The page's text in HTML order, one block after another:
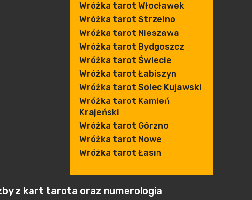
Wróżka tarot Włocławek
Wróżka tarot Strzelno
Wróżka tarot Nieszawa
Wróżka tarot Bydgoszcz
Wróżka tarot Świecie
Wróżka tarot Łabiszyn
Wróżka tarot Solec Kujawski
Wróżka tarot Kamień
Krajeński
Wróżka tarot Górzno
Wróżka tarot Nowe
Wróżka tarot Łasin
z kart tarota oraz numerologia